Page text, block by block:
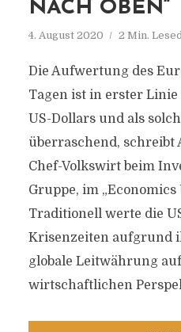
NACH OBEN“
4. August 2020 2 Min.
Die Aufwertung des
Tagen ist in erster Linie
US-Dollars und als
überraschend, schreibt
Chef-Volkswirt beim
Gruppe, im „Economics
Traditionell werte die
Krisenzeiten aufgrund
globale Leitwährung
wirtschaftlichen